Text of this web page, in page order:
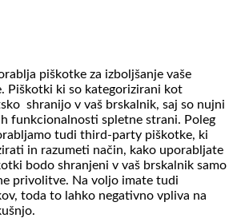
piškotke za izboljšanje vaše
Piškotki ki so kategorizirani kot
shranijo v vaš brskalnik, saj so nujni
funkcionalnosti spletne strani. Poleg
tudi third-party piškotke, ki
in razumeti način, kako uporabljate
bodo shranjeni v vaš brskalnik samo
privolitve. Na voljo imate tudi
toda to lahko negativno vpliva na